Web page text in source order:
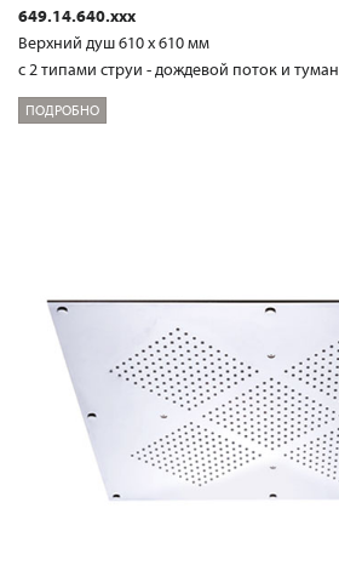
649.14.640.xxx
Верхний душ 610 х 610 мм
с 2 типами струи - дождевой поток и туман
ПОДРОБНО